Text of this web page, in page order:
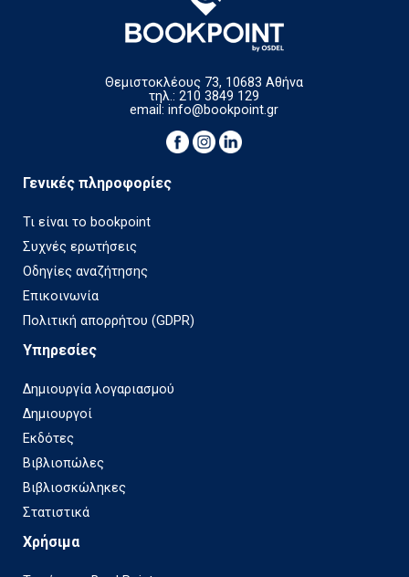
Θεμιστοκλέους 73, 10683 Αθήνα
τηλ.: 210 3849 129
email:info@bookpoint.gr
Γενικές πληροφορίες
Τι είναι το bookpoint
Συχνές ερωτήσεις
Οδηγίες αναζήτησης
Επικοινωνία
Πολιτική απορρήτου (GDPR)
Υπηρεσίες
Δημιουργία λογαριασμού
Δημιουργοί
Εκδότες
Βιβλιοπώλες
Βιβλιοσκώληκες
Στατιστικά
Χρήσιμα